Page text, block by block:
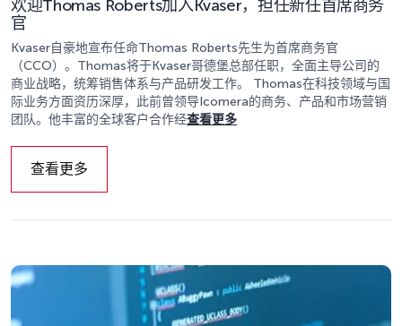
欢迎Thomas Roberts加入Kvaser，担任新任首席商务
官
Kvaser自豪地宣布任命Thomas Roberts先生为首席商务官
（CCO）。Thomas将于Kvaser哥德堡总部任职，全面主导公司的
商业战略，统筹销售体系与产品研发工作。 Thomas在科技领域与国
际业务方面资历深厚，此前曾领导Icomera的商务、产品和市场营销
团队。他丰富的全球客户合作经查看更多
查看更多